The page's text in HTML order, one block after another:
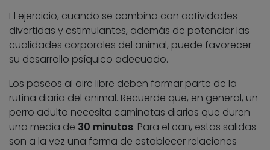
El ejercicio, cuando se combina con actividades
divertidas y estimulantes, además de potenciar las
cualidades corporales del animal, puede favorecer
su desarrollo psíquico adecuado.
Los paseos al aire libre deben formar parte de la
rutina diaria del animal. Recuerde que, en general, un
perro adulto necesita caminatas diarias que duren
una media de 30 minutos. Para el can, estas salidas
son a la vez una forma de establecer relaciones